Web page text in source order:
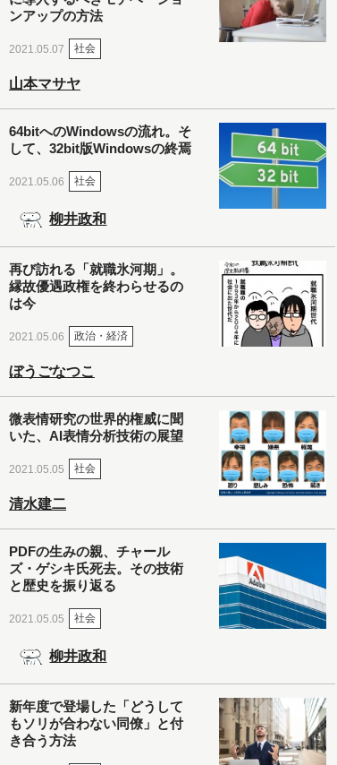
ンアップの方法
2021.05.07 社会
山本マサヤ
64bitへのWindowsの流れ。そ
して、32bit版Windowsの終焉
2021.05.06 社会
柳井政和
再び訪れる「就職氷河期」。
縁故優遇政権を終わらせるの
は今
2021.05.06 政治・経済
ぼうごなつこ
微表情研究の世界的権威に聞
いた、AI表情分析技術の展望
2021.05.05 社会
清水建二
PDFの生みの親、チャール
ズ・ゲシキ氏死去。その技術
と歴史を振り返る
2021.05.05 社会
柳井政和
新年度で登場した「どうして
もソリが合わない同僚」と付
き合う方法